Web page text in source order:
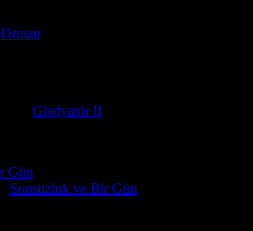
Orman
Gladyatör II
Sonsuzluk ve Bir Gün